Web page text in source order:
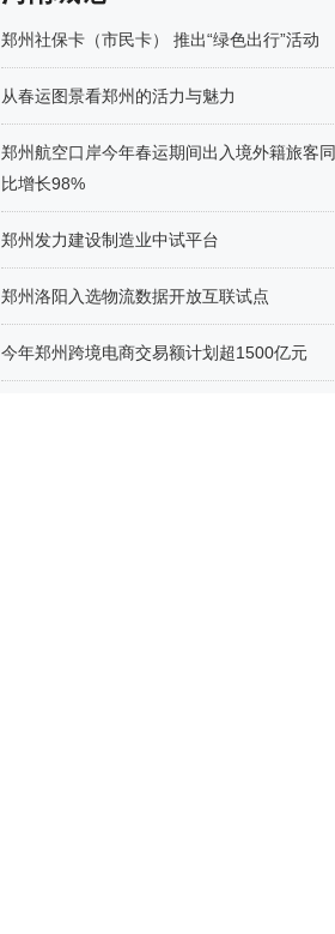
郑州社保卡（市民卡） 推出“绿色出行”活动
从春运图景看郑州的活力与魅力
郑州航空口岸今年春运期间出入境外籍旅客同
比增长98%
郑州发力建设制造业中试平台
郑州洛阳入选物流数据开放互联试点
今年郑州跨境电商交易额计划超1500亿元